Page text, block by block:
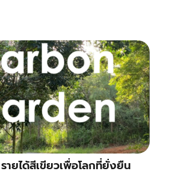
ายได้สีเขียวเพื่อโลกที่ยั่งยืน